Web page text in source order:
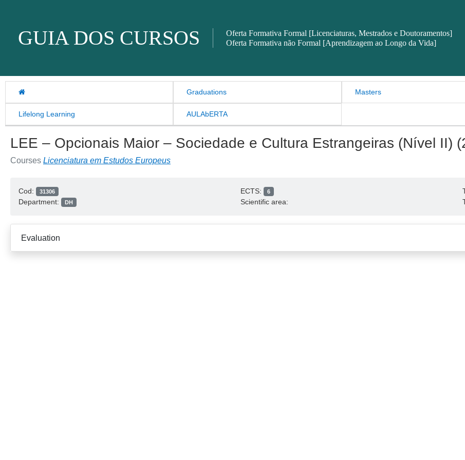
GUIA DOS CURSOS
Oferta Formativa Formal [Licenciaturas, Mestrados e Doutoramentos]
Oferta Formativa não Formal [Aprendizagem ao Longo da Vida]
Graduations Masters
Lifelong Learning AULAbERTA
LEE – Opcionais Maior – Sociedade e Cultura Estrangeiras (Nível II)
Courses Licenciatura em Estudos Europeus
Cod: 31306
Department: DH
ECTS: 6
Scientific area:
Evaluation